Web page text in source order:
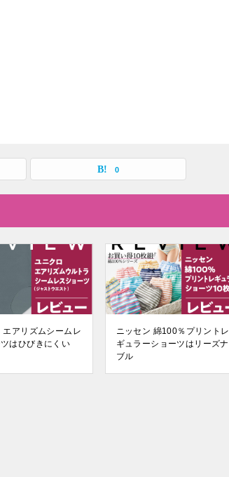
0
エアリズムシームレ
はひびきにくい
ニッセン 綿100％プリントレ
ギュラーショーツはリーズナ
ブル